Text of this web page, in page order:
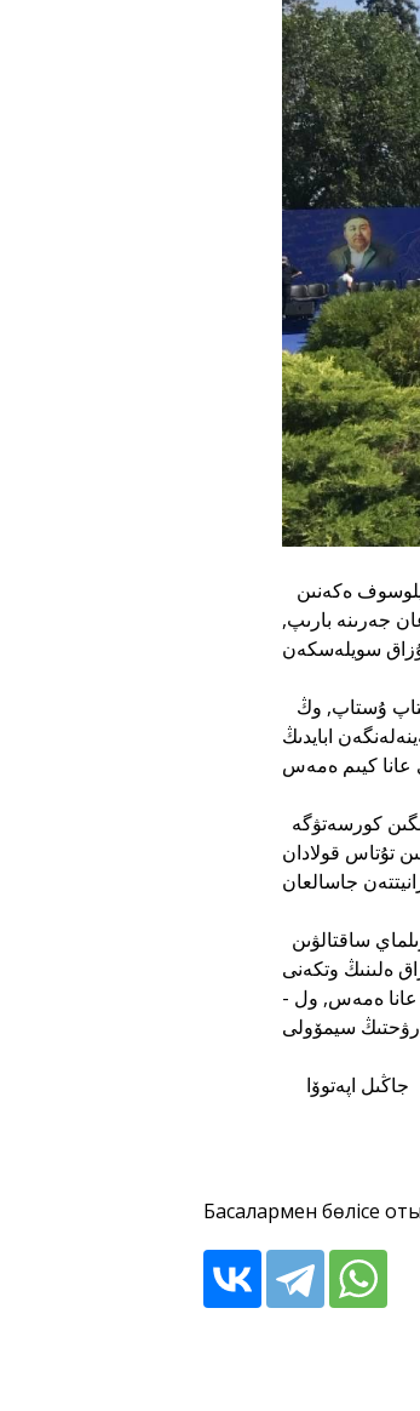
جەرىنە بارىپ,
ابايدىڭ
تۇتاس قولادان
ەلىنىڭ وتكەنى
عانا ەمەس, ول -
Басқалармен бөлісе